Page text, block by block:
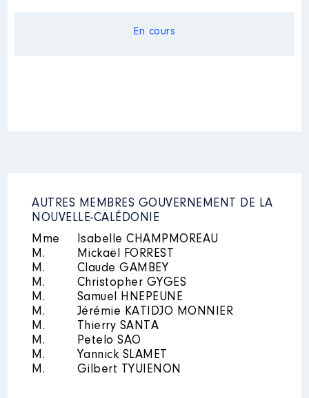
En cours
AUTRES MEMBRES GOUVERNEMENT DE LA
NOUVELLE-CALÉDONIE
Mme
Isabelle CHAMPMOREAU
M.
Mickaël FORREST
M.
Claude GAMBEY
M.
Christopher GYGES
M.
Samuel HNEPEUNE
M.
Jérémie KATIDJO MONNIER
M.
Thierry SANTA
M.
Petelo SAO
M.
Yannick SLAMET
M.
Gilbert TYUIENON